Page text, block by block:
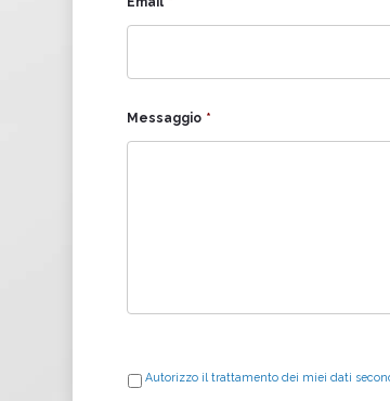
Messaggio *
Autorizzo il trattamento dei miei dati